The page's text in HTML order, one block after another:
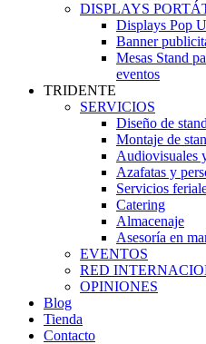
DISPLAYS
Displays Pop
Banner
Mesas Stand
eventos
TRIDENTE
SERVICIOS
Diseño de
Montaje de
Audiovisuales
Azafatas y
Servicios
Catering
Almacenaje
Asesoría en
EVENTOS
RED
OPINIONES
Blog
Tienda
Contacto